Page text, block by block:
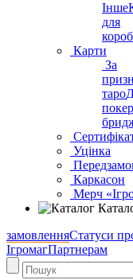
Інше
для
Карти
За
таро
Уцінка
Каркасон
Мерч
замовленняСтатуси
ІгромагПартнерам